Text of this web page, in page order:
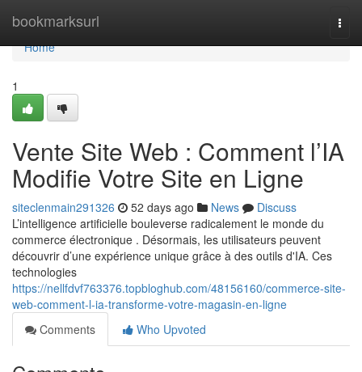
bookmarksurl
Home
Home
1
Vente Site Web : Comment l’IA
Modifie Votre Site en Ligne
siteclenmain291326 52 days ago News
Discuss
L’intelligence artificielle bouleverse radicalement le monde du
commerce électronique . Désormais, les utilisateurs peuvent
découvrir d’une expérience unique grâce à des outils d'IA. Ces
technologies
https://nellfdvf763376.topbloghub.com/48156160/commerce-site-
web-comment-l-ia-transforme-votre-magasin-en-ligne
Comments
Who Upvoted